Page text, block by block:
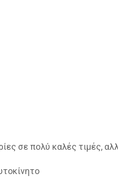
σε πολύ καλές τιμές,